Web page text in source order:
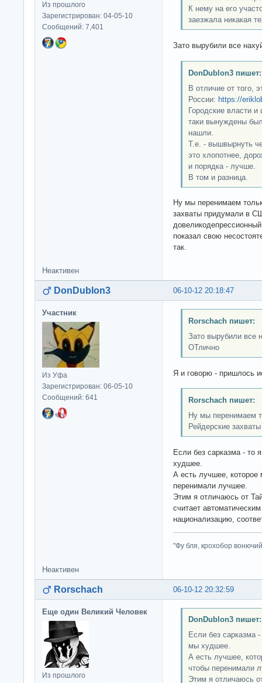
Из прошлого
Зарегистрирован: 04-05-10
Сообщений: 7,401
К нему на его
заезжала никакая
Зато вырубили все
DonDublon3 пишет:
В отличие от того,
России: https://
Городские власти
таки вынуждены
нашли.
Т.е. - вышвырнуть
это хлопотнее,
и порядка - лучше.
В том и разница.
Ну мы перенимаем
захваты придумали в
показал свою
так.
Неактивен
06-10-12 20:18:47
DonDublon3
Участник
Из Уфа
Зарегистрирован: 06-05-10
Сообщений: 641
Rorschach пишет:
Зато вырубили все
ОТлично
Я и говорю - пришлось
Rorschach пишет:
Ну мы перенимаем
Рейдерские
Если без сарказма - то
худшее.
А есть лучшее,
перенимали лучшее.
Этим я отличаюсь от
считает
национализацию,
"Фу бля, крохобор
Неактивен
06-10-12 20:32:59
Rorschach
Еще один Великий Человек
Из прошлого
DonDublon3 пишет:
Если без сарказма
мы худшее.
А есть лучшее,
чтобы перенимали
Этим я отличаюсь